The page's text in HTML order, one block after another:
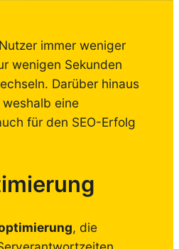
immer weniger
wenigen Sekunden
Darüber hinaus
eine
für den SEO-Erfolg
, die